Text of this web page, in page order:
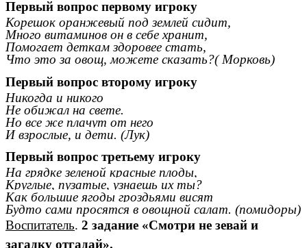
Первый вопрос первому игроку
Корешок оранжевый под землей сидит,
Много витаминов он в себе хранит,
Помогает деткам здоровее стать,
Что это за овощ, можете сказать?( Морковь)
Первый вопрос второму игроку
Никогда и никого
Не обижал на свете.
Но все же плачут от него
И взрослые, и дети. (Лук)
Первый вопрос третьему игроку
На грядке зеленой красные плоды,
Круглые, пузатые, узнаешь их ты?
Как большие ягоды гроздьями висят
Будто сами просятся в овощной салат. (помидоры)
Воспитатель. 2 задание «Смотри не зевай и
загадку отгадай».